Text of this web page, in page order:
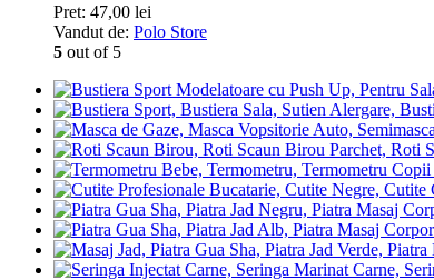
Pret: 47,00 lei
Vandut de: Polo Store
5 out of 5